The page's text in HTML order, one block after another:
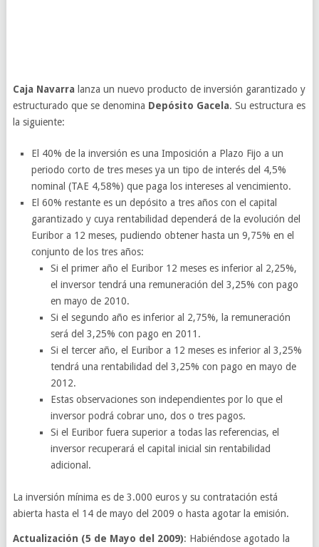
Caja Navarra lanza un nuevo producto de inversión garantizado y
estructurado que se denomina Depósito Gacela. Su estructura es
la siguiente:
El 40% de la inversión es una Imposición a Plazo Fijo a un
periodo corto de tres meses ya un tipo de interés del 4,5%
nominal (TAE 4,58%) que paga los intereses al vencimiento.
El 60% restante es un depósito a tres años con el capital
garantizado y cuya rentabilidad dependerá de la evolución del
Euribor a 12 meses, pudiendo obtener hasta un 9,75% en el
conjunto de los tres años:
Si el primer año el Euribor 12 meses es inferior al 2,25%,
el inversor tendrá una remuneración del 3,25% con pago
en mayo de 2010.
Si el segundo año es inferior al 2,75%, la remuneración
será del 3,25% con pago en 2011.
Si el tercer año, el Euribor a 12 meses es inferior al 3,25%
tendrá una rentabilidad del 3,25% con pago en mayo de
2012.
Estas observaciones son independientes por lo que el
inversor podrá cobrar uno, dos o tres pagos.
Si el Euribor fuera superior a todas las referencias, el
inversor recuperará el capital inicial sin rentabilidad
adicional.
La inversión mínima es de 3.000 euros y su contratación está
abierta hasta el 14 de mayo del 2009 o hasta agotar la emisión.
Actualización (5 de Mayo del 2009): Habiéndose agotado la